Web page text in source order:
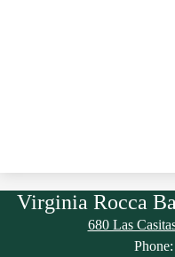
Virginia Rocca
680 Las
Phone: